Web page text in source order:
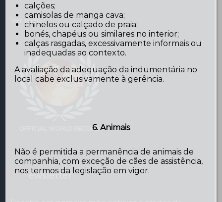
Ver mais...
Newsletter
calções;
camisolas de manga cava;
chinelos ou calçado de praia;
bonés, chapéus ou similares no interior;
calças rasgadas, excessivamente informais ou
inadequadas ao contexto.
A avaliação da adequação da indumentária no
local cabe exclusivamente à gerência.
6. Animais
Não é permitida a permanência de animais de
companhia, com exceção de cães de assistência,
nos termos da legislação em vigor.